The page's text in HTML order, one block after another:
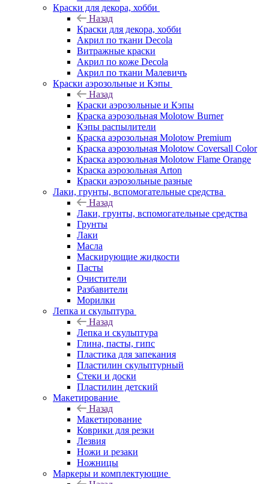
Краски для декора, хобби
Назад
Краски для декора, хобби
Акрил по ткани Decola
Витражные краски
Акрил по коже Decola
Акрил по ткани Малевичъ
Краски аэрозольные и Кэпы
Назад
Краски аэрозольные и Кэпы
Краска аэрозольная Molotow Burner
Кэпы распылители
Краска аэрозольная Molotow Premium
Краска аэрозольная Molotow Coversall Color
Краска аэрозольная Molotow Flame Orange
Краска аэрозольная Arton
Краски аэрозольные разные
Лаки, грунты, вспомогательные средства
Назад
Лаки, грунты, вспомогательные средства
Грунты
Лаки
Масла
Маскирующие жидкости
Пасты
Очистители
Разбавители
Морилки
Лепка и скульптура
Назад
Лепка и скульптура
Глина, пасты, гипс
Пластика для запекания
Пластилин скульптурный
Стеки и доски
Пластилин детский
Макетирование
Назад
Макетирование
Коврики для резки
Лезвия
Ножи и резаки
Ножницы
Маркеры и комплектующие